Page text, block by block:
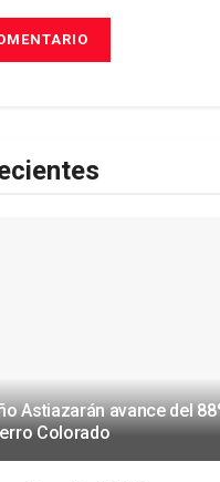
Astiazarán avance del
Colorado